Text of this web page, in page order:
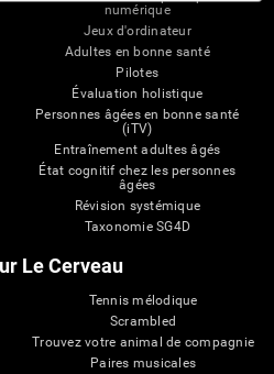
numérique
Jeux d'ordinateur
Adultes en bonne santé
Pilotes
Évaluation holistique
Personnes âgées en bonne santé
(iTV)
Entraînement adultes âgés
État cognitif chez les personnes
âgées
Révision systémique
Taxonomie SG4D
Le Cerveau
Tennis mélodique
Scrambled
Trouvez votre animal de compagnie
Paires musicales